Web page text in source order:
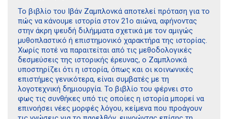
Το βιβλίο του Ιβάν Ζαμπλονκά αποτελεί πρόταση για το
πώς να κάνουμε ιστορία στον 21ο αιώνα, αφήνοντας
στην άκρη ψευδή διλήμματα σχετικά με τον αμιγώς
μυθοπλαστικό ή επιστημονικό χαρακτήρα της ιστορίας.
Χωρίς ποτέ να παραιτείται από τις μεθοδολογικές
δεσμεύσεις της ιστορικής έρευνας, ο Ζαμπλονκά
υποστηρίζει ότι η ιστορία, όπως και οι κοινωνικές
επιστήμες γενικότερα, είναι συμβατές με τη
λογοτεχνική δημιουργία. Το βιβλίο του φέρνει στο
φως τις συνθήκες υπό τις οποίες η ιστορία μπορεί να
επινοήσει νέες μορφές λόγου, κείμενα που προάγουν